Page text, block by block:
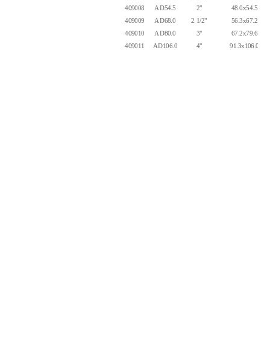
409008
AD54.5 2"
48.0x54.5
409009
AD68.0 2 1/2"
56.3x67.2
409010
AD80.0 3"
67.2x79.6
409011
AD106.0 4" 91.3x106.0